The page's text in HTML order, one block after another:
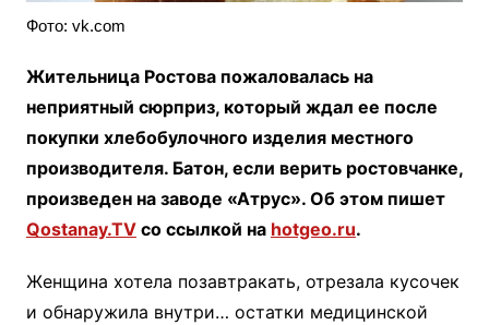
Фото: vk.com
Жительница Ростова пожаловалась на
неприятный сюрприз, который ждал ее после
покупки хлебобулочного изделия местного
производителя. Батон, если верить ростовчанке,
произведен на заводе «Атрус». Об этом пишет
Qostanay.TVсо ссылкой на hotgeo.ru.
Женщина хотела позавтракать, отрезала кусочек
и обнаружила внутри… остатки медицинской